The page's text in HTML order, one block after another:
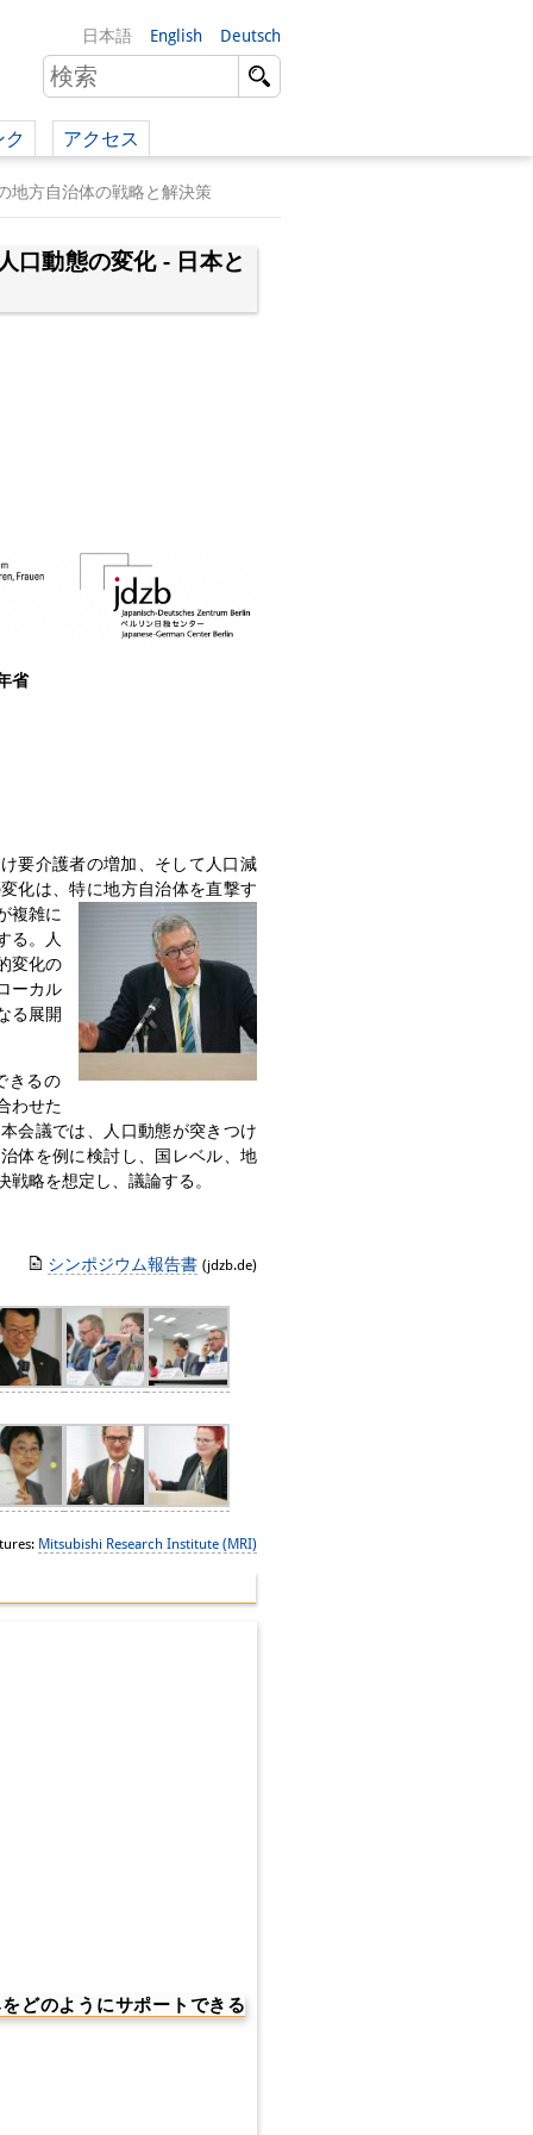
日本語 English Deutsch
（英語）
ク アクセス
地方自治体の戦略と解決策
口動態の変化 - 日本と
省
要介護者の増加、そして人口減
化は、特に地方自治体を直撃す
複雑に
る。人
変化の
ーカル
る展開
きるの
わせた
会議では、人口動態が突きつけ
体を例に検討し、国レベル、地
略を想定し、議論する。
シンポジウム報告書 (jdzb.de)
Mitsubishi Research Institute (MRI)
どのようにサポートできる